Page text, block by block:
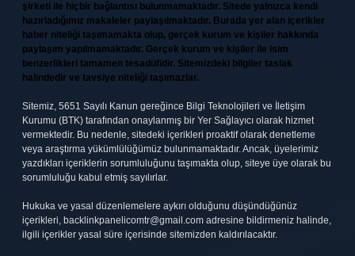
şirketi ile hiçbir bağlantısı bulunmamaktadır. Sitede yalnızca kendi
hazırladığımız makaleler paylaşılmaktadır. Burada yer alan içerikler
haber niteliği taşımamakta olup, gerçek kurum ve kişiler hakkında
paylaşım yapılmamaktadır. Gerçek kurum ve kişiler ile isim
benzerlikleri tamamen tesadüfidir. Sitemizdeki bilgiler taslak
halindedir ve tavsiye niteliği taşımazlar.
Sitemiz, 5651 Sayılı Kanun gereğince Bilgi Teknolojileri ve İletişim
Kurumu (BTK) tarafından onaylanmış bir Yer Sağlayıcı olarak hizmet
vermektedir. Bu nedenle, sitedeki içerikleri proaktif olarak denetleme
veya araştırma yükümlülüğümüz bulunmamaktadır. Ancak, üyelerimiz
yazdıkları içeriklerin sorumluluğunu taşımakta olup, siteye üye olarak bu
sorumluluğu kabul etmiş sayılırlar.
Hukuka ve yasal düzenlemelere aykırı olduğunu düşündüğünüz
içerikleri, backlinkpanelicomtr@gmail.com adresine bildirmeniz halinde,
ilgili içerikler yasal süre içerisinde sitemizden kaldırılacaktır.